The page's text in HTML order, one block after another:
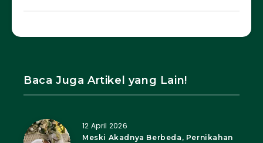
Baca Juga Artikel yang Lain!
12 April 2026
Meski Akadnya Berbeda, Pernikahan